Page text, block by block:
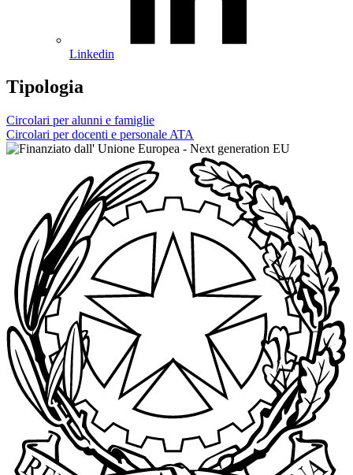
Linkedin
Tipologia
Circolari per alunni e famiglie
Circolari per docenti e personale ATA